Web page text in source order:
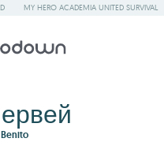
MY HERO ACADEMIA UNITED SURVIVAL